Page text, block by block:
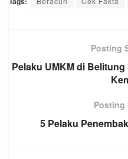
Posting
Pelaku UMKM di
Posting
5 Pelaku